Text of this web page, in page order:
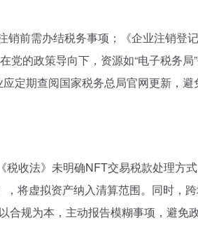
销前需办结税务事项；《企业注销登
的政策导向下，资源如“电子税务局
定期查阅国家税务总局官网更新，避
收法》未明确NFT交易税款处理方
将虚拟资产纳入清算范围。同时，
合规为本，主动报告模糊事项，避免